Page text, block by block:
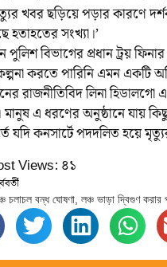
খবর ছড়িয়ে পড়ার কারণে
হতাহতের সংখ্যা।’
পুলিশ বিভাগের প্রধান ট্রয়
করতে পারিনি এমন একটি
রাজনীতিবিদ লিনা
মানুষ এ ধরণের অনুষ্ঠানে যায়
যদি কনসার্টে পদদলিত হয়ে
Views: ৪১